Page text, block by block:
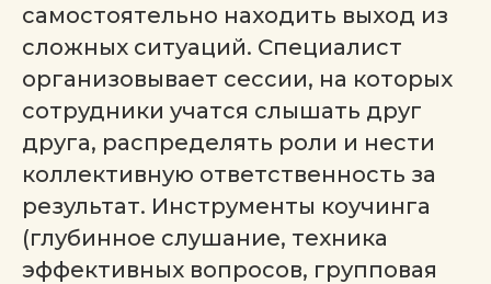
самостоятельно находить выход из
сложных ситуаций. Специалист
организовывает сессии, на которых
сотрудники учатся слышать друг
друга, распределять роли и нести
коллективную ответственность за
результат. Инструменты коучинга
(глубинное слушание, техника
эффективных вопросов, групповая